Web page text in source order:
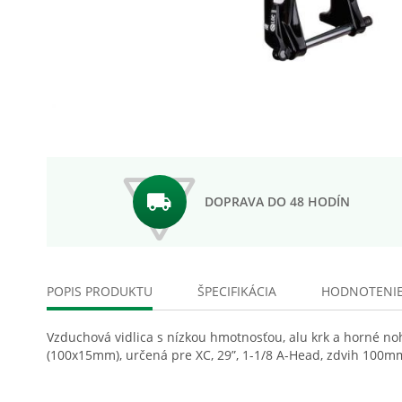
DOPRAVA DO 48 HODÍN
POPIS PRODUKTU
Vzduchová vidlica s nízkou hmotnosťou, alu krk a horné
(100x15mm), určená pre XC, 29”, 1-1/8 A-Head, zdvih
ŠPECIFIKÁCIA HODNOTENIE